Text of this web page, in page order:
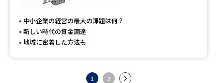
中小企業の経営の最大の課題は何？
新しい時代の資金調達
地域に密着した方法も
1 2